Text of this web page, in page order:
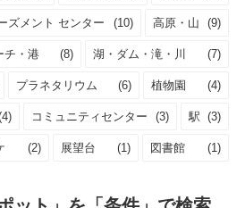
ズメント センター (10) 高原・山 (9)
チ・港 (8) 湖・ダム・滝・川 (7)
プラネタリウム (6) 植物園 (4)
コミュニティセンター (3) 駅 (3)
(2) 展望台 (1) 図書館 (1)